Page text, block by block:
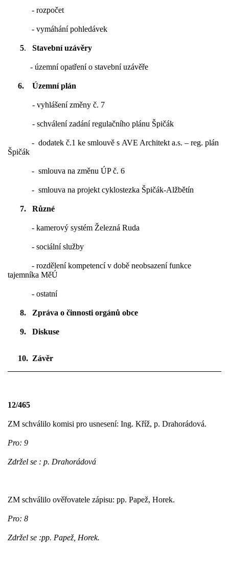
- rozpočet
- vymáhání pohledávek
5. Stavební uzávěry
- územní opatření o stavební uzávěře
6. Územní plán
- vyhlášení změny č. 7
- schválení zadání regulačního plánu Špičák
- dodatek č.1 ke smlouvě s AVE Architekt a.s. – reg. plán
Špičák
- smlouva na změnu ÚP č. 6
- smlouva na projekt cyklostezka Špičák-Alžbětín
7. Různé
- kamerový systém Železná Ruda
- sociální služby
- rozdělení kompetencí v době neobsazení funkce
tajemníka MěÚ
- ostatní
8. Zpráva o činnosti orgánů obce
9. Diskuse
10. Závěr
12/465
ZM schválilo komisi pro usnesení: Ing. Kříž, p. Drahorádová.
Pro: 9
Zdržel se : p. Drahorádová
ZM schválilo ověřovatele zápisu: pp. Papež, Horek.
Pro: 8
Zdržel se :pp. Papež, Horek.